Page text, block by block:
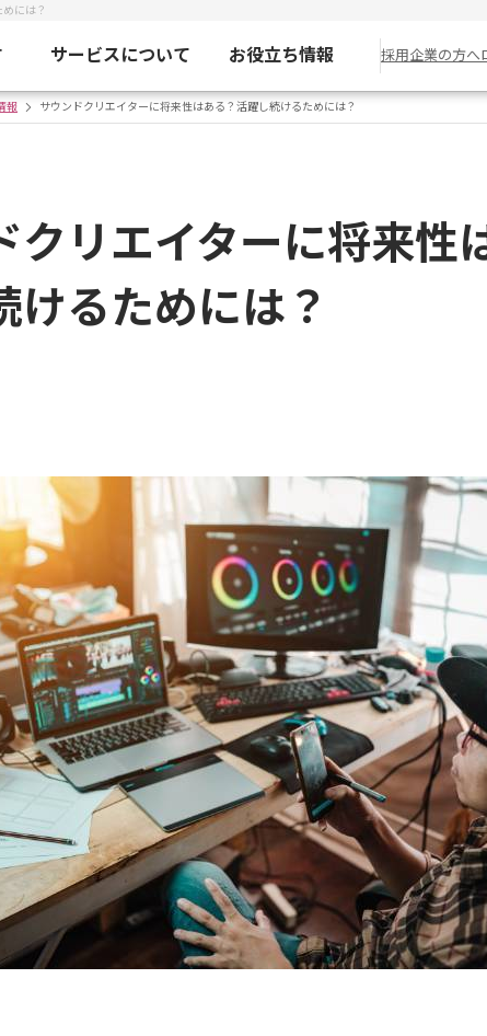
には？
サービスについて お役立ち情報 採用企業の方へ
報 サウンドクリエイターに将来性はある？活躍し続けるためには？
クリエイターに将来性
けるためには？